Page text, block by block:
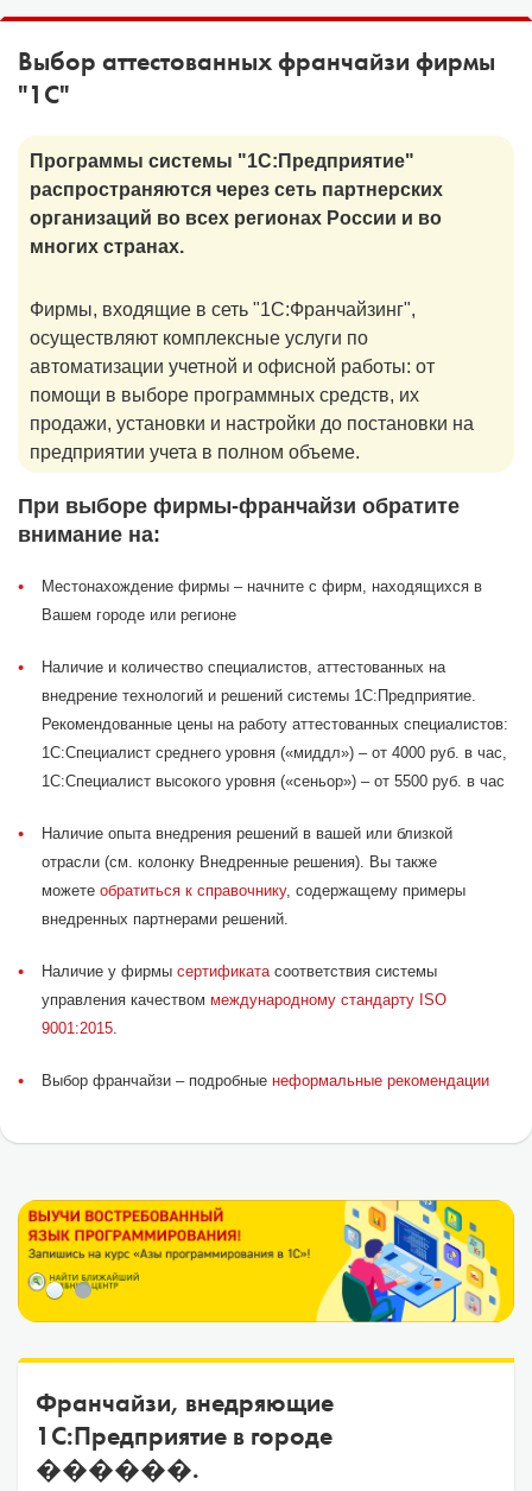
Образовательные программы
Выбор аттестованных франчайзи фирмы
"1С"
Программы системы "1С:Предприятие"
распространяются через сеть партнерских
организаций во всех регионах России и во
многих странах.
Фирмы, входящие в сеть "1С:Франчайзинг",
осуществляют комплексные услуги по
автоматизации учетной и офисной работы: от
помощи в выборе программных средств, их
продажи, установки и настройки до постановки на
предприятии учета в полном объеме.
При выборе фирмы-франчайзи обратите
внимание на:
Местонахождение фирмы – начните с фирм, находящихся в
Вашем городе или регионе
Наличие и количество специалистов, аттестованных на
внедрение технологий и решений системы 1С:Предприятие.
Рекомендованные цены на работу аттестованных специалистов:
1С:Специалист среднего уровня («миддл») – от 4000 руб. в час,
1С:Специалист высокого уровня («сеньор») – от 5500 руб. в час
Наличие опыта внедрения решений в вашей или близкой
отрасли (см. колонку Внедренные решения). Вы также
можете обратиться к справочнику, содержащему примеры
внедренных партнерами решений.
Наличие у фирмы сертификата соответствия системы
управления качеством международному стандарту ISO
9001:2015
Выбор франчайзи – подробные неформальные рекомендации
Франчайзи, внедряющие
1С:Предприятие в городе
������.